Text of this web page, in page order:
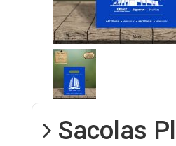
Sacolas